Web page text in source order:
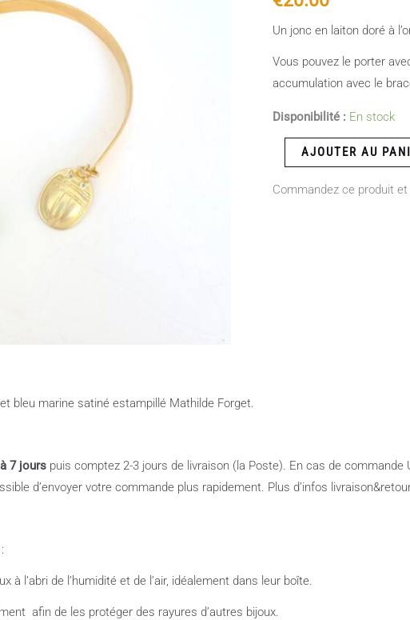
Un jonc en laiton doré à
Vous pouvez le porter
accumulation avec le
Disponibilité : En stock
AJOUTER AU
Commandez ce produit
bleu marine satiné estampillé Mathilde Forget.
7 jours puis comptez 2-3 jours de livraison (la Poste). En cas de
d’envoyer votre commande plus rapidement. Plus d’infos
à l’abri de l’humidité et de l’air, idéalement dans leur boîte.
afin de les protéger des rayures d’autres bijoux.